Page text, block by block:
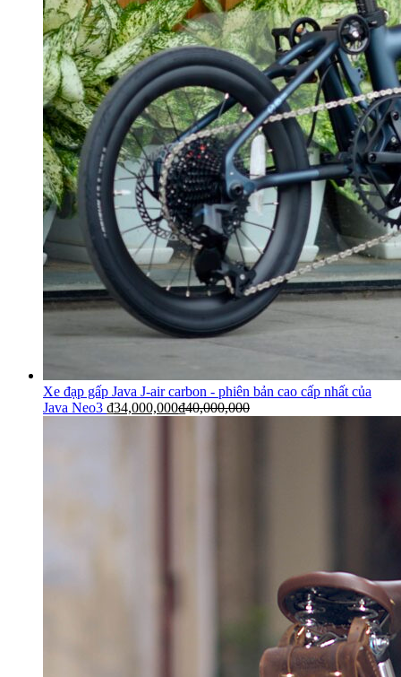
Xe đạp gấp Java J-air carbon - phiên bản cao cấp nhất của
Java Neo3 ₫34,000,000₫40,000,000